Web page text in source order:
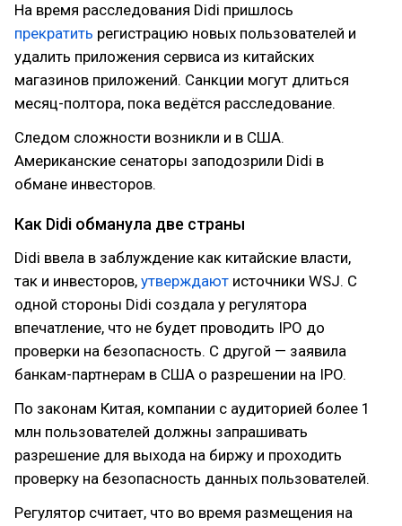
На время расследования Didi пришлось
прекратить регистрацию новых пользователей и
удалить приложения сервиса из китайских
магазинов приложений. Санкции могут длиться
месяц-полтора, пока ведётся расследование.
Следом сложности возникли и в США.
Американские сенаторы заподозрили Didi в
обмане инвесторов.
Как Didi обманула две страны
Didi ввела в заблуждение как китайские власти,
так и инвесторов, утверждают источники WSJ. С
одной стороны Didi создала у регулятора
впечатление, что не будет проводить IPO до
проверки на безопасность. С другой — заявила
банкам-партнерам в США о разрешении на IPO.
По законам Китая, компании с аудиторией более 1
млн пользователей должны запрашивать
разрешение для выхода на биржу и проходить
проверку на безопасность данных пользователей.
Регулятор считает, что во время размещения на